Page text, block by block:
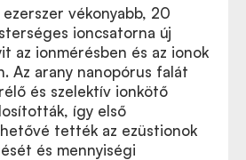
vékonyabb, 20
ioncsatorna új
az ionmérésben és az ionok
Az arany nanopórus falát
és szelektív ionkötő
így első
tették az ezüstionok
és mennyiségi